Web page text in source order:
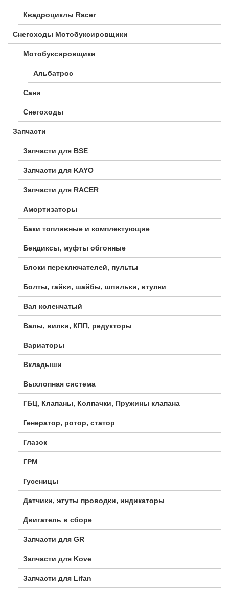
Квадроциклы Racer
Снегоходы Мотобуксировщики
Мотобуксировщики
Альбатрос
Сани
Снегоходы
Запчасти
Запчасти для BSE
Запчасти для KAYO
Запчасти для RACER
Амортизаторы
Баки топливные и комплектующие
Бендиксы, муфты обгонные
Блоки переключателей, пульты
Болты, гайки, шайбы, шпильки, втулки
Вал коленчатый
Валы, вилки, КПП, редукторы
Вариаторы
Вкладыши
Выхлопная система
ГБЦ, Клапаны, Колпачки, Пружины клапана
Генератор, ротор, статор
Глазок
ГРМ
Гусеницы
Датчики, жгуты проводки, индикаторы
Двигатель в сборе
Запчасти для GR
Запчасти для Kove
Запчасти для Lifan